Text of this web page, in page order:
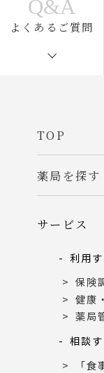
Q&A
よくあるご質問
TOP
薬局を探す
サービス
利用す
保険
健康
薬局
相談す
「